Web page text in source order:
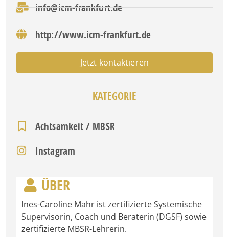
info@icm-frankfurt.de
http://www.icm-frankfurt.de
Jetzt kontaktieren
KATEGORIE
Achtsamkeit / MBSR
Instagram
ÜBER
Ines-Caroline Mahr ist zertifizierte Systemische
Supervisorin, Coach und Beraterin (DGSF) sowie
zertifizierte MBSR-Lehrerin.